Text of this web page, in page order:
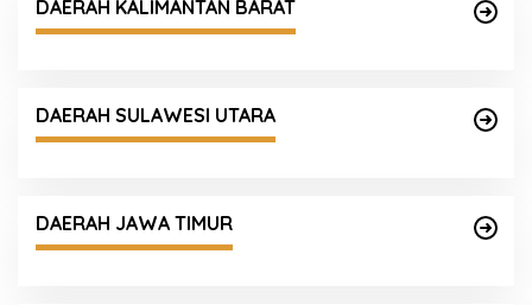
DAERAH KALIMANTAN BARAT
DAERAH SULAWESI UTARA
DAERAH JAWA TIMUR